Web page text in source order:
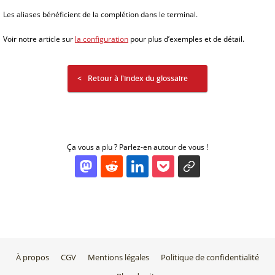
Les aliases bénéficient de la complétion dans le terminal.
Voir notre article sur la configuration pour plus d’exemples et de détail.
Retour à l'index du glossaire
Ça vous a plu ? Parlez-en autour de vous !
À propos CGV Mentions légales
Politique de confidentialité